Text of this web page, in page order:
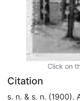
Click on
Citation
s. n. & s. n. (1900).